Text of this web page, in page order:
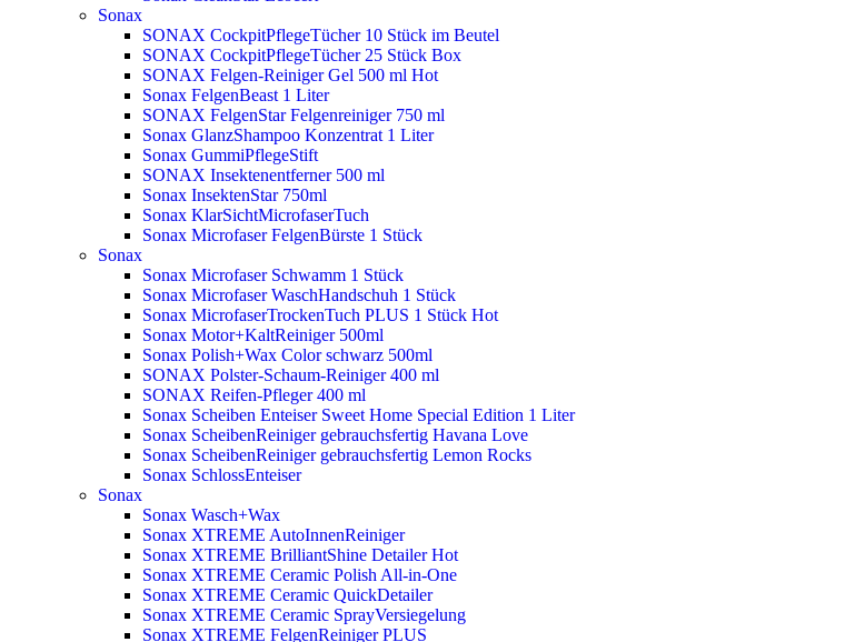
Sonax
SONAX CockpitPflegeTücher 10 Stück im Beutel
SONAX CockpitPflegeTücher 25 Stück Box
SONAX Felgen-Reiniger Gel 500 ml Hot
Sonax FelgenBeast 1 Liter
SONAX FelgenStar Felgenreiniger 750 ml
Sonax GlanzShampoo Konzentrat 1 Liter
Sonax GummiPflegeStift
SONAX Insektenentferner 500 ml
Sonax InsektenStar 750ml
Sonax KlarSichtMicrofaserTuch
Sonax Microfaser FelgenBürste 1 Stück
Sonax
Sonax Microfaser Schwamm 1 Stück
Sonax Microfaser WaschHandschuh 1 Stück
Sonax MicrofaserTrockenTuch PLUS 1 Stück Hot
Sonax Motor+KaltReiniger 500ml
Sonax Polish+Wax Color schwarz 500ml
SONAX Polster-Schaum-Reiniger 400 ml
SONAX Reifen-Pfleger 400 ml
Sonax Scheiben Enteiser Sweet Home Special Edition 1 Liter
Sonax ScheibenReiniger gebrauchsfertig Havana Love
Sonax ScheibenReiniger gebrauchsfertig Lemon Rocks
Sonax SchlossEnteiser
Sonax
Sonax Wasch+Wax
Sonax XTREME AutoInnenReiniger
Sonax XTREME BrilliantShine DetailerHot
Sonax XTREME Ceramic Polish All-in-One
Sonax XTREME Ceramic QuickDetailer
Sonax XTREME Ceramic SprayVersiegelung
Sonax XTREME FelgenReiniger PLUS